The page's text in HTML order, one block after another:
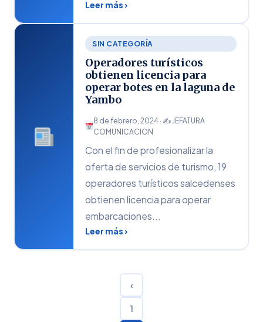
Leer más ›
SIN CATEGORÍA
Operadores turísticos
obtienen licencia para
operar botes en la laguna de
Yambo
8 de febrero, 2024 · ✍JEFATURA
COMUNICACION
Con el fin de profesionalizar la
oferta de servicios de turismo, 19
operadores turísticos salcedenses
obtienen licencia para operar
embarcaciones...
Leer más ›
‹
1